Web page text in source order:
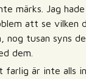
märks. Jag
att se vilken
nog tusan syns
dem.
farlig är inte alls